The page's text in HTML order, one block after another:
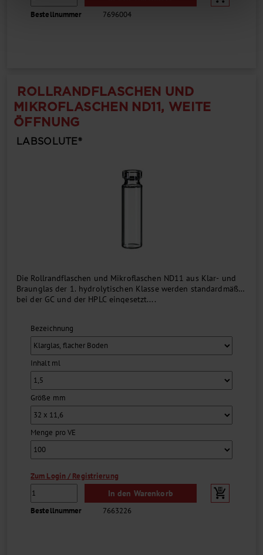
Bestellnummer 7696004
ROLLRANDFLASCHEN UND
MIKROFLASCHEN ND11, WEITE
ÖFFNUNG
LABSOLUTE®
Die Rollrandflaschen und Mikroflaschen ND11 aus Klar- und
Braunglas der 1. hydrolytischen Klasse werden standardmäßig
bei der GC und der HPLC eingesetzt....
Bezeichnung
Inhalt ml
Größe mm
Menge pro VE
Zum Login / Registrierung
In den Warenkorb
Bestellnummer 7663226